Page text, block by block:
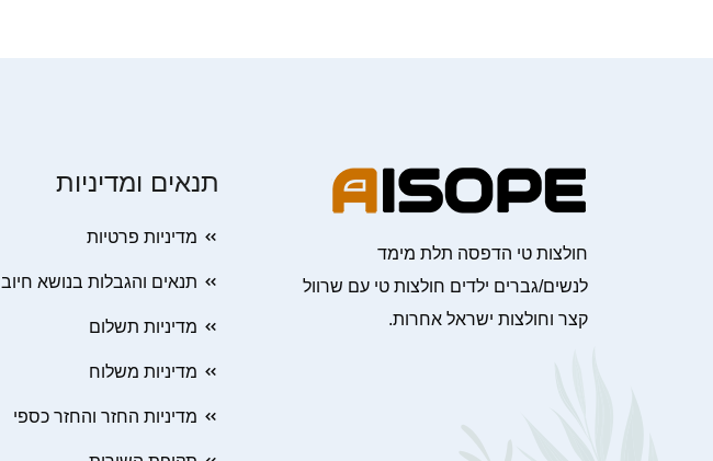
חולצות טי הדפסה תלת מימד
לנשים/גברים ילדים חולצות טי עם שרוול
קצר וחולצות ישראל אחרות.
תנאים ומדיניות
מדיניות פרטיות
תנאים והגבלות בנושא חיוב
מדיניות תשלום
מדיניות משלוח
מדיניות החזר והחזר כספי